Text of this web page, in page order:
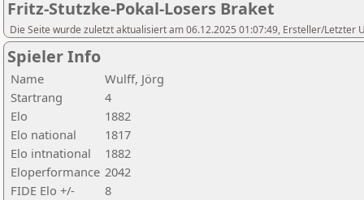
Fritz-Stutzke-Pokal-Losers Braket
Die Seite wurde zuletzt aktualisiert am 06.12.2025 01:07:49, Ersteller/Letzter
Spieler Info
Name
Wulff, Jörg
Startrang
4
Elo
1882
Elo national
1817
Elo intnational
1882
Eloperformance 2042
FIDE Elo +/-
8